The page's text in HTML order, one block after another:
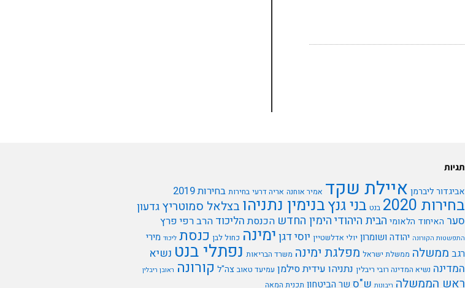
תגיות
אביגדור ליברמן איילת שקד אמיר אוחנה אריה דרעי בחירות בחירות 2019
בחירות 2020 בנט בני גנץבנימין נתניהובצלאל סמוטריץ גדעון
סער האיחוד הלאומי הבית היהודיהימין החדש הכנסת הליכוד הרב רפי פרץ
התפשטות הקורונה יהודה ושומרון יולי אדלשטיין יוסי דגן ימינה כחול לבן כנסת ליכוד מירי
רגב ממשלה ממשלת ישראל מפלגת ימינה משרד הבריאות נפתלי בנט נשיא
המדינה נשיא המדינה רובי ריבלין נתניהו עידית סילמן עמיעד טאוב צה"ל קורונה ראובן ריבלין
ראש הממשלה ריבונות ש"ס שר הביטחון תכנית המאה